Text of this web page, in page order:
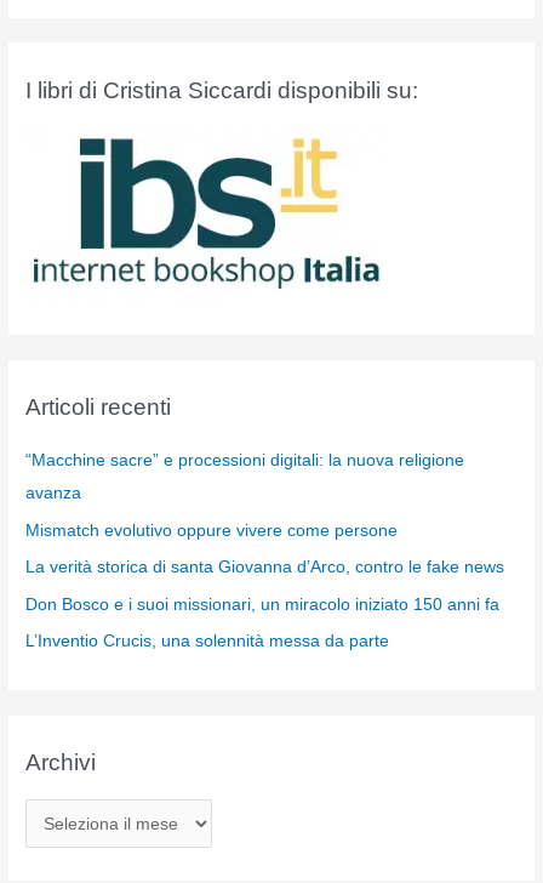
I libri di Cristina Siccardi disponibili su:
Articoli recenti
“Macchine sacre” e processioni digitali: la nuova religione
avanza
Mismatch evolutivo oppure vivere come persone
La verità storica di santa Giovanna d’Arco, contro le fake news
Don Bosco e i suoi missionari, un miracolo iniziato 150 anni fa
L’Inventio Crucis, una solennità messa da parte
Archivi
r